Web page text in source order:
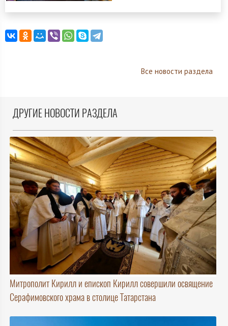
Все новости раздела
ДРУГИЕ НОВОСТИ РАЗДЕЛА
Митрополит Кирилл и епископ Кирилл совершили освящение
Серафимовского храма в столице Татарстана